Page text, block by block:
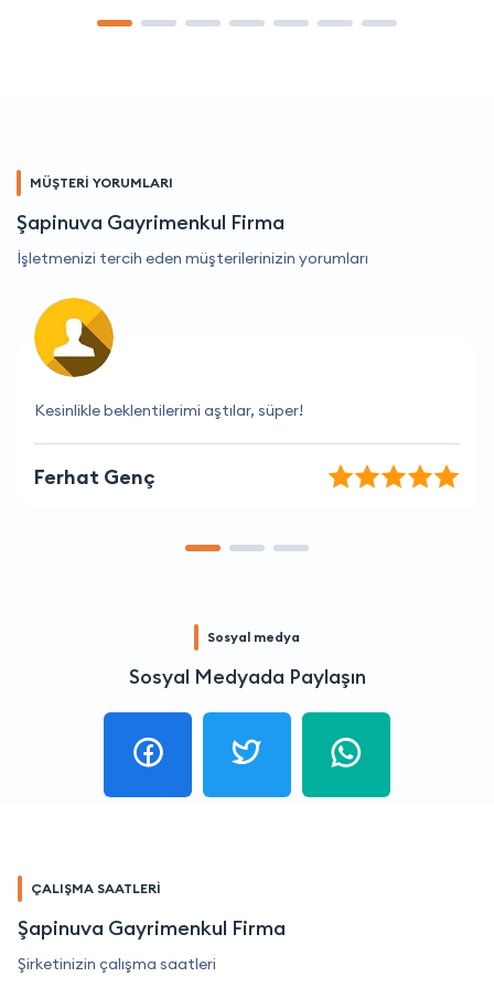
MÜŞTERİ YORUMLARI
Şapinuva Gayrimenkul Firma
İşletmenizi tercih eden müşterilerinizin yorumları
Yardımsever ve kibar çalışanlarına bayıldım
Tuğçe Karadağ
Sosyal medya
Sosyal Medyada Paylaşın
ÇALIŞMA SAATLERİ
Şapinuva Gayrimenkul Firma
Şirketinizin çalışma saatleri